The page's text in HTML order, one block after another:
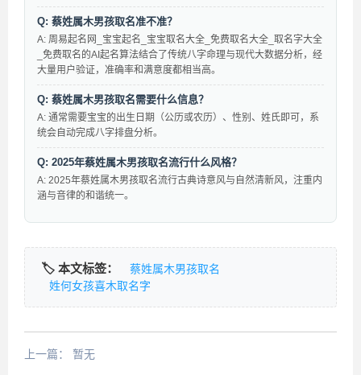
Q: 蔡姓属木男孩取名准不准？
A: 周易起名网_宝宝起名_宝宝取名大全_免费取名大全_取名字大全
_免费取名的AI起名算法结合了传统八字命理与现代大数据分析，经
大量用户验证，准确率和满意度都相当高。
Q: 蔡姓属木男孩取名需要什么信息？
A: 通常需要宝宝的出生日期（公历或农历）、性别、姓氏即可，系
统会自动完成八字排盘分析。
Q: 2025年蔡姓属木男孩取名流行什么风格？
A: 2025年蔡姓属木男孩取名流行古典诗意风与自然清新风，注重内
涵与音律的和谐统一。
🏷️ 本文标签：
蔡姓属木男孩取名
姓何女孩喜木取名字
上一篇： 暂无